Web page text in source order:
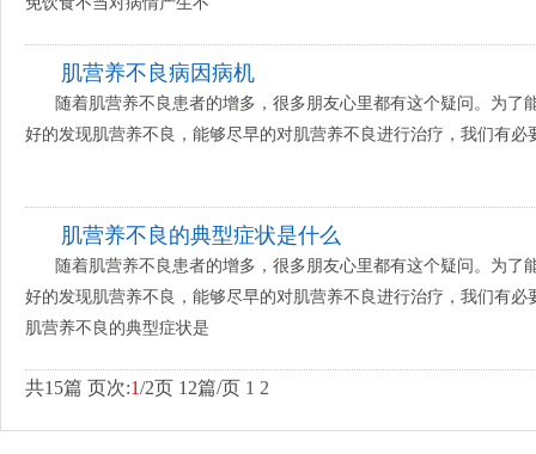
肌营养不良病因病机
随着肌营养不良患者的增多，很多朋友心里都有这个疑问。为了
好的发现肌营养不良，能够尽早的对肌营养不良进行治疗，我们
肌营养不良的典型症状是什么
随着肌营养不良患者的增多，很多朋友心里都有这个疑问。为了
好的发现肌营养不良，能够尽早的对肌营养不良进行治疗，我们有
肌营养不良的典型症状是
共15篇 页次:1/2页 12篇/页 1 2